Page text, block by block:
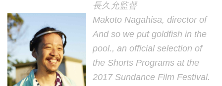
長久允監督
Makoto Nagahisa, director of
And so we put goldfish in the
pool., an official selection of
the Shorts Programs at the
2017 Sundance Film Festival.